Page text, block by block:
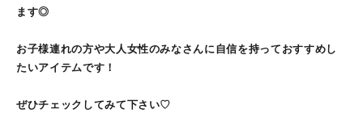
ます◎
お子様連れの方や大人女性のみなさんに自信を持っておすすめし
たいアイテムです！
ぜひチェックしてみて下さい♡